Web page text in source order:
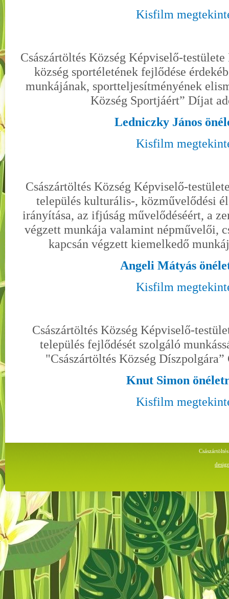
Kisfilm
Császártöltés Község Képviselő-
község sportéletének fejlődése
munkájának, sportteljesítményének
Község Sportjáért” Díjat
Ledniczky János
Kisfilm
Császártöltés Község Képviselő-
település kulturális-, közművelődési
irányítása, az ifjúság művelődéséért, a
végzett munkája valamint népművelői,
kapcsán végzett kiemelkedő
Angeli Mátyás
Kisfilm
Császártöltés Község Képviselő-
település fejlődését szolgáló
"Császártöltés Község
Knut Simon
Kisfilm